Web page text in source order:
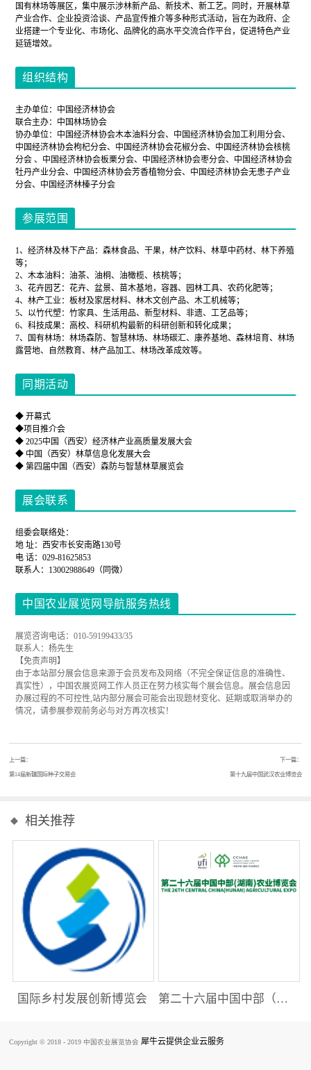
国有林场等展区，集中展示涉林新产品、新技术、新工艺。同时，开展林草
产业合作、企业投资洽谈、产品宣传推介等多种形式活动，旨在为政府、企
业搭建一个专业化、市场化、品牌化的高水平交流合作平台，促进特色产业
延链增效。
组织结构
主办单位：中国经济林协会
联合主办：中国林场协会
协办单位：中国经济林协会木本油料分会、中国经济林协会加工利用分会、
中国经济林协会枸杞分会、中国经济林协会花椒分会、中国经济林协会核桃
分会 、中国经济林协会板栗分会、中国经济林协会枣分会、中国经济林协会
牡丹产业分会、中国经济林协会芳香植物分会、中国经济林协会无患子产业
分会、中国经济林榛子分会
参展范围
1、经济林及林下产品：森林食品、干果，林产饮料、林草中药材、林下养殖
等；
2、木本油料：油茶、油桐、油橄榄、核桃等；
3、花卉园艺：花卉、盆景、苗木基地，容器、园林工具、农药化肥等；
4、林产工业：板材及家居材料、林木文创产品、木工机械等；
5、以竹代塑：竹家具、生活用品、新型材料、非遗、工艺品等；
6、科技成果：高校、科研机构最新的科研创新和转化成果；
7、国有林场：林场森防、智慧林场、林场碳汇、康养基地、森林培育、林场
露营地、自然教育、林产品加工、林场改革成效等。
同期活动
◆ 开幕式
◆项目推介会
◆ 2025中国（西安）经济林产业高质量发展大会
◆ 中国（西安）林草信息化发展大会
◆ 第四届中国（西安）森防与智慧林草展览会
展会联系
组委会联络处：
地 址：西安市长安南路130号
电 话：029-81625853
联系人：13002988649（同微）
中国农业展览网导航服务热线
展览咨询电话：010-59199433/35
联系人：杨先生
【免责声明】
由于本站部分展会信息来源于会员发布及网络（不完全保证信息的准确性、
真实性），中国农展览网工作人员正在努力核实每个展会信息。展会信息因
办展过程的不可控性,站内部分展会可能会出现题材变化、延期或取消举办的
情况，请参展参观前务必与对方再次核实！
上一篇：
第14届新疆国际种子交易会
下一篇：
第十九届中国武汉农业博览会
相关推荐
国际乡村发展创新博览会 第二十六届中国中部（湖南）农业博览会
Copyright © 2018 - 2019 中国农业展览协会 犀牛云提供企业云服务